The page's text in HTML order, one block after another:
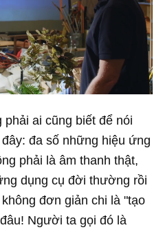
ai cũng biết để nói
đa số những hiệu ứng
phải là âm thanh thật,
dụng cụ đời thường rồi
đơn giản chi là "tạo
Người ta gọi đó là